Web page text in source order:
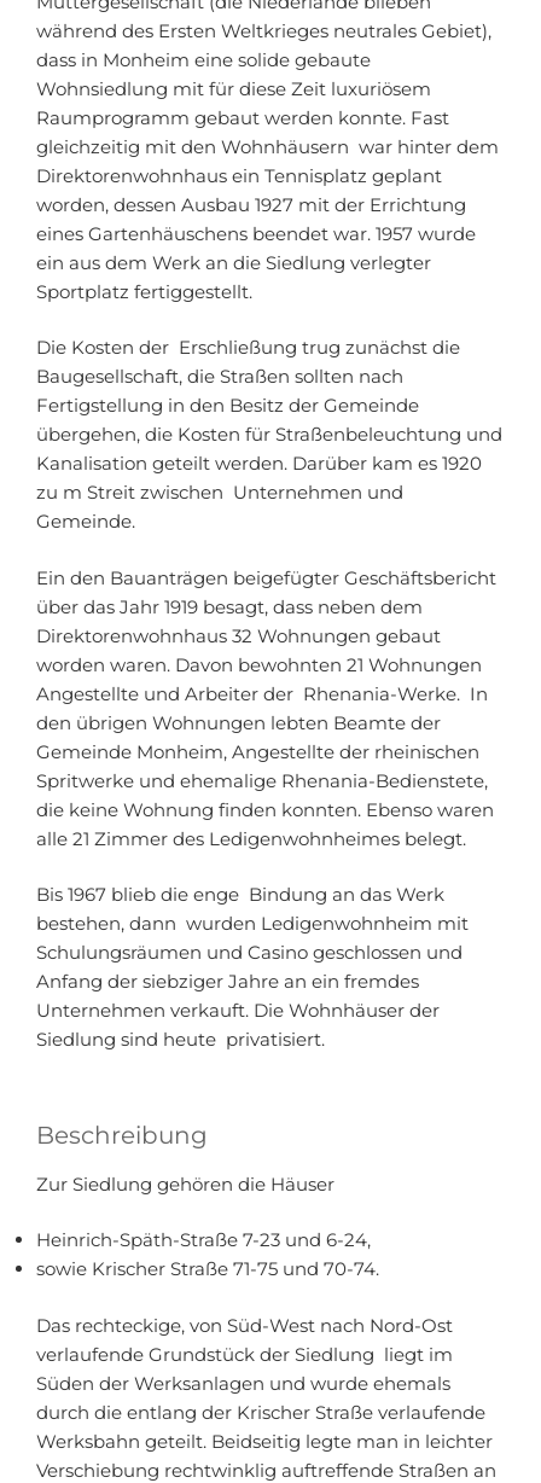
während des Ersten Weltkrieges neutrales Gebiet),
dass in Monheim eine solide gebaute
Wohnsiedlung mit für diese Zeit luxuriösem
Raumprogramm gebaut werden konnte. Fast
gleichzeitig mit den Wohnhäusern war hinter dem
Direktorenwohnhaus ein Tennisplatz geplant
worden, dessen Ausbau 1927 mit der Errichtung
eines Gartenhäuschens beendet war. 1957 wurde
ein aus dem Werk an die Siedlung verlegter
Sportplatz fertiggestellt.
Die Kosten der Erschließung trug zunächst die
Baugesellschaft, die Straßen sollten nach
Fertigstellung in den Besitz der Gemeinde
übergehen, die Kosten für Straßenbeleuchtung und
Kanalisation geteilt werden. Darüber kam es 1920
zu m Streit zwischen Unternehmen und
Gemeinde.
Ein den Bauanträgen beigefügter Geschäftsbericht
über das Jahr 1919 besagt, dass neben dem
Direktorenwohnhaus 32 Wohnungen gebaut
worden waren. Davon bewohnten 21 Wohnungen
Angestellte und Arbeiter der Rhenania-Werke. In
den übrigen Wohnungen lebten Beamte der
Gemeinde Monheim, Angestellte der rheinischen
Spritwerke und ehemalige Rhenania-Bedienstete,
die keine Wohnung finden konnten. Ebenso waren
alle 21 Zimmer des Ledigenwohnheimes belegt.
Bis 1967 blieb die enge Bindung an das Werk
bestehen, dann wurden Ledigenwohnheim mit
Schulungsräumen und Casino geschlossen und
Anfang der siebziger Jahre an ein fremdes
Unternehmen verkauft. Die Wohnhäuser der
Siedlung sind heute privatisiert.
Beschreibung
Zur Siedlung gehören die Häuser
Heinrich-Späth-Straße 7-23 und 6-24,
sowie Krischer Straße 71-75 und 70-74.
Das rechteckige, von Süd-West nach Nord-Ost
verlaufende Grundstück der Siedlung liegt im
Süden der Werksanlagen und wurde ehemals
durch die entlang der Krischer Straße verlaufende
Werksbahn geteilt. Beidseitig legte man in leichter
Verschiebung rechtwinklig auftreffende Straßen an